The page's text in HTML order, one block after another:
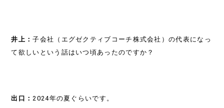
井上：子会社（エグゼクティブコーチ株式会社）の代表になっ
て欲しいという話はいつ頃あったのですか？
出口：2024年の夏ぐらいです。